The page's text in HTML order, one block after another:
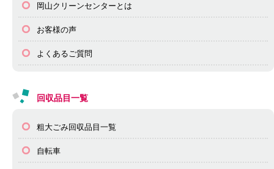
岡山クリーンセンターとは
お客様の声
よくあるご質問
回収品目一覧
粗大ごみ回収品目一覧
自転車